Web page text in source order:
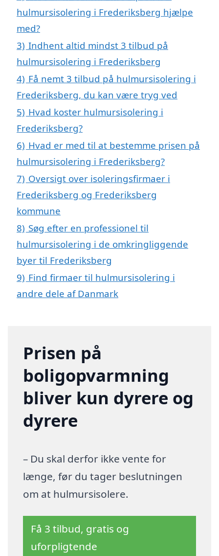
hulmursisolering i Frederiksberg hjælpe
med?
3) Indhent altid mindst 3 tilbud på
hulmursisolering i Frederiksberg
4) Få nemt 3 tilbud på hulmursisolering i
Frederiksberg, du kan være tryg ved
5) Hvad koster hulmursisolering i
Frederiksberg?
6) Hvad er med til at bestemme prisen på
hulmursisolering i Frederiksberg?
7) Oversigt over isoleringsfirmaer i
Frederiksberg og Frederiksberg
kommune
8) Søg efter en professionel til
hulmursisolering i de omkringliggende
byer til Frederiksberg
9) Find firmaer til hulmursisolering i
andre dele af Danmark
Prisen på
boligopvarmning
bliver kun dyrere og
dyrere
– Du skal derfor ikke vente for
længe, før du tager beslutningen
om at hulmursisolere.
Få 3 tilbud, gratis og
uforpligtende